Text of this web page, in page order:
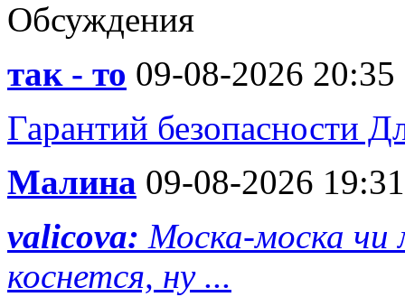
Обсуждения
так - то 09-08-2026 20:35
Гарантий безопасности
Малина 09-08-2026 19:31
valicova: Моска-моска чи
коснется, ну ...